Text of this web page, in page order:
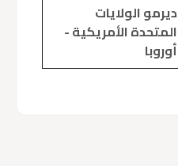
ديرمو الولايات
المتحدة الأمريكية -
أوروبا